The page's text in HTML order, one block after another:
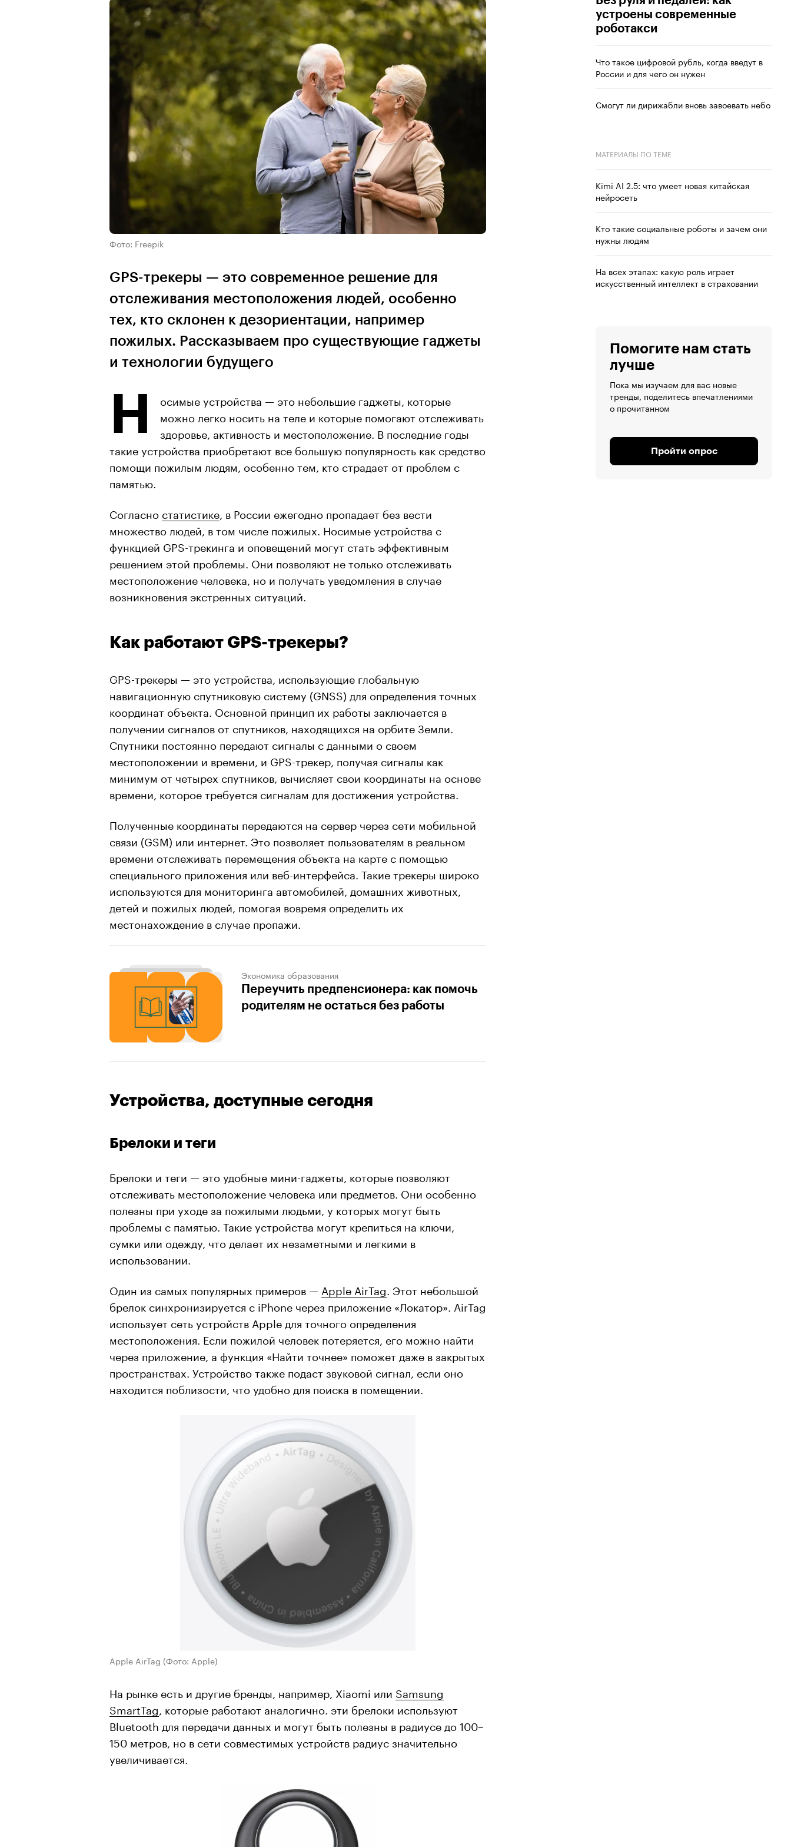
Фото: Freepik
GPS-трекеры — это современное решение для
отслеживания местоположения людей, особенно
тех, кто склонен к дезориентации, например
пожилых. Рассказываем про существующие гаджеты
и технологии будущего
Н
осимые устройства — это небольшие гаджеты, которые
можно легко носить на теле и которые помогают отслеживать
здоровье, активность и местоположение. В последние годы
такие устройства приобретают все большую популярность как средство
помощи пожилым людям, особенно тем, кто страдает от проблем с
памятью.
Согласно статистике , в России ежегодно пропадает без вести
множество людей, в том числе пожилых. Носимые устройства с
функцией GPS-трекинга и оповещений могут стать эффективным
решением этой проблемы. Они позволяют не только отслеживать
местоположение человека, но и получать уведомления в случае
возникновения экстренных ситуаций.
Как работают GPS-трекеры?
GPS-трекеры — это устройства, использующие глобальную
навигационную спутниковую систему (GNSS) для определения точных
координат объекта. Основной принцип их работы заключается в
получении сигналов от спутников, находящихся на орбите Земли.
Спутники постоянно передают сигналы с данными о своем
местоположении и времени, и GPS-трекер, получая сигналы как
минимум от четырех спутников, вычисляет свои координаты на основе
времени, которое требуется сигналам для достижения устройства.
Полученные координаты передаются на сервер через сети мобильной
связи (GSM) или интернет. Это позволяет пользователям в реальном
времени отслеживать перемещения объекта на карте с помощью
специального приложения или веб-интерфейса. Такие трекеры широко
используются для мониторинга автомобилей, домашних животных,
детей и пожилых людей, помогая вовремя определить их
местонахождение в случае пропажи.
Экономика образования
Переучить предпенсионера: как помочь
родителям не остаться без работы
Устройства, доступные сегодня
Брелоки и теги
Брелоки и теги — это удобные мини-гаджеты, которые позволяют
отслеживать местоположение человека или предметов. Они особенно
полезны при уходе за пожилыми людьми, у которых могут быть
проблемы с памятью. Такие устройства могут крепиться на ключи,
сумки или одежду, что делает их незаметными и легкими в
использовании.
Один из самых популярных примеров — Apple AirTag . Этот небольшой
брелок синхронизируется с iPhone через приложение «Локатор». AirTag
использует сеть устройств Apple для точного определения
местоположения. Если пожилой человек потеряется, его можно найти
через приложение, а функция «Найти точнее» поможет даже в закрытых
пространствах. Устройство также подаст звуковой сигнал, если оно
находится поблизости, что удобно для поиска в помещении.
Apple AirTag (Фото: Apple)
На рынке есть и другие бренды, например, Xiaomi или Samsung
SmartTag , которые работают аналогично. эти брелоки используют
Bluetooth для передачи данных и могут быть полезны в радиусе до 100–
150 метров, но в сети совместимых устройств радиус значительно
увеличивается.
устроены современные
роботакси
Что такое цифровой рубль, когда введут в
России и для чего он нужен
Смогут ли дирижабли вновь завоевать небо
МАТЕРИАЛЫ ПО ТЕМЕ
Kimi AI 2.5: что умеет новая китайская
нейросеть
Кто такие социальные роботы и зачем они
нужны людям
На всех этапах: какую роль играет
искусственный интеллект в страховании
Помогите нам стать
лучше
Пока мы изучаем для вас новые
тренды, поделитесь впечатлениями
о прочитанном
Пройти опрос